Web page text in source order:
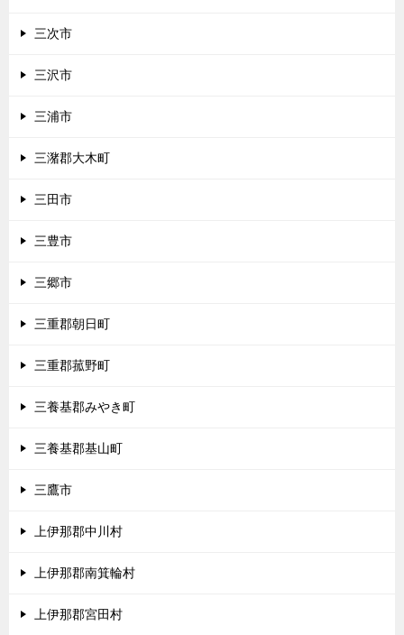
三次市
三沢市
三浦市
三潴郡大木町
三田市
三豊市
三郷市
三重郡朝日町
三重郡菰野町
三養基郡みやき町
三養基郡基山町
三鷹市
上伊那郡中川村
上伊那郡南箕輪村
上伊那郡宮田村